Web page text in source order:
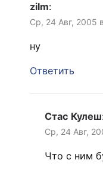
zilm:
Ср, 24 Авг, 2005
ну
Ответить
Стас Кулеш
Ср, 24 Авг,
Что с ним